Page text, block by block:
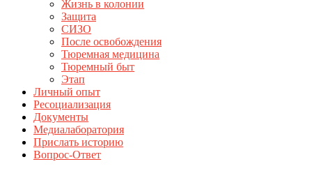
Жизнь в колонии
Защита
СИЗО
После освобождения
Тюремная медицина
Тюремный быт
Этап
Личный опыт
Ресоциализация
Документы
Медиалаборатория
Прислать историю
Вопрос-Ответ